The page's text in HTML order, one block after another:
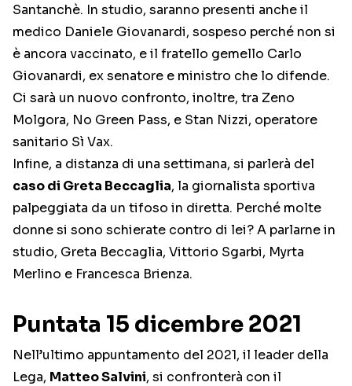
Santanchè. In studio, saranno presenti anche il
medico Daniele Giovanardi, sospeso perché non si
è ancora vaccinato, e il fratello gemello Carlo
Giovanardi, ex senatore e ministro che lo difende.
Ci sarà un nuovo confronto, inoltre, tra Zeno
Molgora, No Green Pass, e Stan Nizzi, operatore
sanitario Sì Vax.
Infine, a distanza di una settimana, si parlerà del
caso di Greta Beccaglia, la giornalista sportiva
palpeggiata da un tifoso in diretta. Perché molte
donne si sono schierate contro di lei? A parlarne in
studio, Greta Beccaglia, Vittorio Sgarbi, Myrta
Merlino e Francesca Brienza.
Puntata 15 dicembre 2021
Nell’ultimo appuntamento del 2021, il leader della
Lega, Matteo Salvini, si confronterà con il